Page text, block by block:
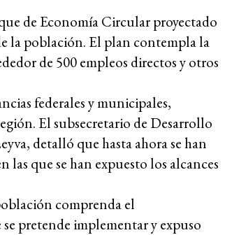
de Economía Circular proyectado
la población. El plan contempla la
de 500 empleos directos y otros
federales y municipales,
El subsecretario de Desarrollo
detalló que hasta ahora se han
las que se han expuesto los alcances
comprenda el
pretende implementar y expuso